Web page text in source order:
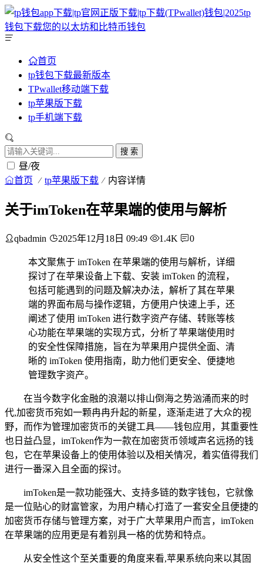
首页
tp钱包下载最新版本
TPwallet移动端下载
tp苹果版下载
tp手机端下载
搜 索
昼/夜
首页 tp苹果版下载 内容详情
关于imToken在苹果端的使用与解析
qbadmin 2025年12月18日 09:49 1.4K 0
本文聚焦于 imToken 在苹果端的使用与解析，详细
探讨了在苹果设备上下载、安装 imToken 的流程，
包括可能遇到的问题及解决办法，解析了其在苹果
端的界面布局与操作逻辑，方便用户快速上手，还
阐述了使用 imToken 进行数字资产存储、转账等核
心功能在苹果端的实现方式，分析了苹果端使用时
的安全性保障措施，旨在为苹果用户提供全面、清
晰的 imToken 使用指南，助力他们更安全、便捷地
管理数字资产。
在当今数字化金融的浪潮以排山倒海之势汹涌而来的时
代,加密货币宛如一颗冉冉升起的新星，逐渐走进了大众的视
野，而作为管理加密货币的关键工具——钱包应用，其重要性
也日益凸显，imToken作为一款在加密货币领域声名远扬的钱
包，它在苹果设备上的使用体验以及相关情况，着实值得我们
进行一番深入且全面的探讨。
imToken是一款功能强大、支持多链的数字钱包，它就像
是一位贴心的财富管家，为用户精心打造了一套安全且便捷的
加密货币存储与管理方案，对于广大苹果用户而言，imToken
在苹果端的应用更是有着别具一格的优势和特点。
从安全性这个至关重要的角度来看,苹果系统向来以其固